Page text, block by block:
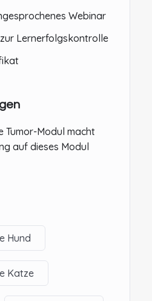
Webinar
Lernerfolgskontrolle
Tumor-Modul macht
auf dieses Modul
Hund
Katze